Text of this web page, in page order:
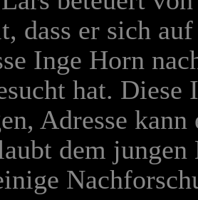
dass er sich
Inge Horn
hat.
Adresse
dem